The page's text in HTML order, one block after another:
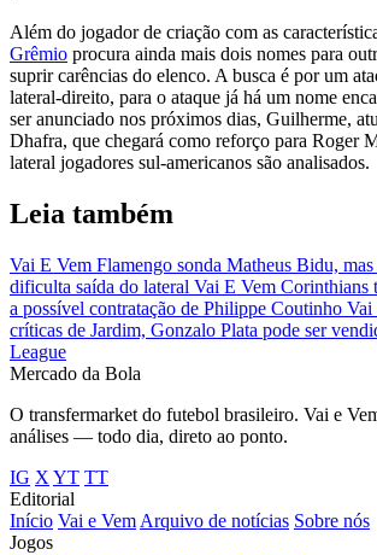
Além do jogador de criação com as
Grêmio procura ainda mais dois nomes para
suprir carências do elenco. A busca é por um
lateral-direito, para o ataque já há um nome
ser anunciado nos próximos dias, Guilherme,
Dhafra, que chegará como reforço para Roger
lateral jogadores sul-americanos são analisados.
Leia também
Vai E Vem Flamengo sonda Matheus Bidu,
dificulta saída do lateral Vai E Vem Corinthians
a possível contratação de Philippe Coutinho Vai
críticas de Jardim, Gonzalo Plata pode ser
League
Mercado da Bola
O transfermarket do futebol brasileiro. Vai e
análises — todo dia, direto ao ponto.
IG X YT TT
Editorial
Início Vai e Vem Arquivo de notícias Sobre nós
Jogos